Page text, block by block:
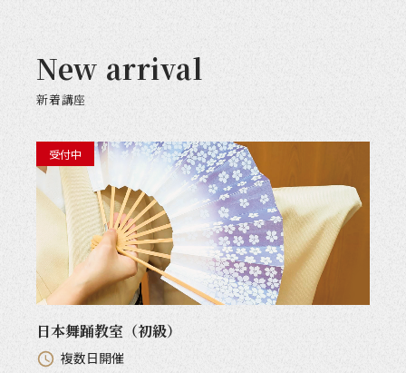
New arrival
新着講座
受付中
日本舞踊教室（初級）
複数日開催